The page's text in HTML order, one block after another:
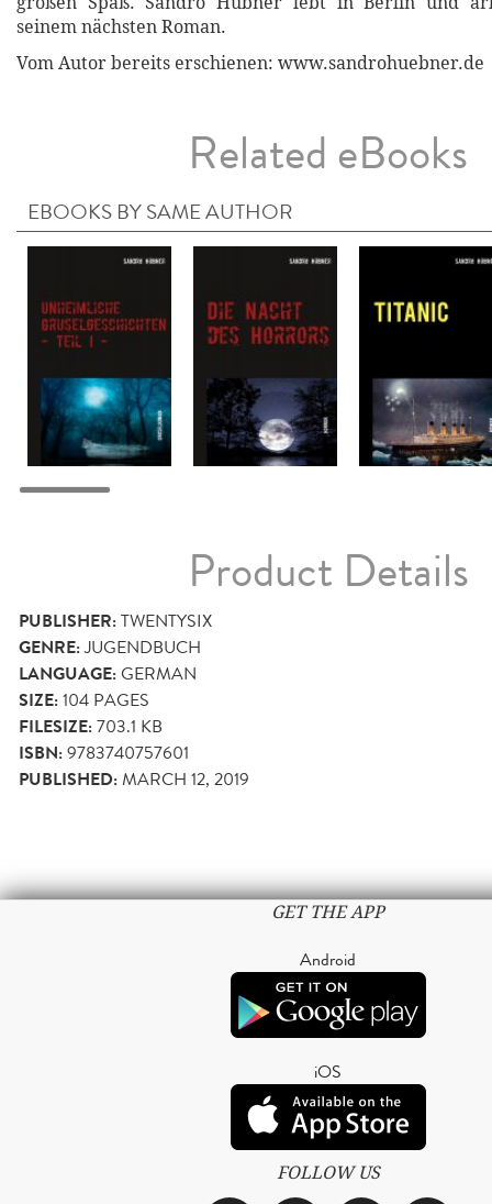
seinem nächsten Roman.
Vom Autor bereits erschienen: www.sandrohuebner.de
Related eBooks
EBOOKS BY SAME AUTHOR
Product Details
PUBLISHER:TWENTYSIX
GENRE:JUGENDBUCH
LANGUAGE:GERMAN
SIZE:104 PAGES
FILESIZE:703.1 KB
ISBN:9783740757601
PUBLISHED:MARCH 12, 2019
GET THE APP
Android
iOS
FOLLOW US